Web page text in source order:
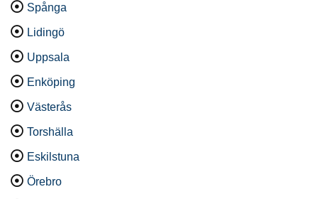
Spånga
Lidingö
Uppsala
Enköping
Västerås
Torshälla
Eskilstuna
Örebro